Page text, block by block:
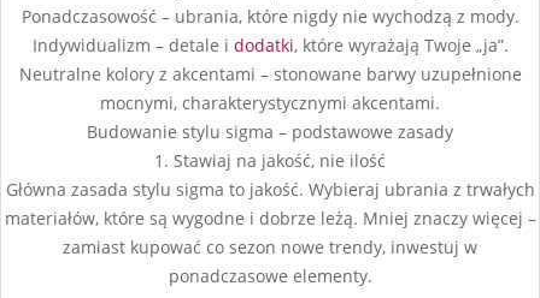
Ponadczasowość – ubrania, które nigdy nie wychodzą z mody.
Indywidualizm – detale i dodatki, które wyrażają Twoje „ja”.
Neutralne kolory z akcentami – stonowane barwy uzupełnione
mocnymi, charakterystycznymi akcentami.
Budowanie stylu sigma – podstawowe zasady
1. Stawiaj na jakość, nie ilość
Główna zasada stylu sigma to jakość. Wybieraj ubrania z trwałych
materiałów, które są wygodne i dobrze leżą. Mniej znaczy więcej –
zamiast kupować co sezon nowe trendy, inwestuj w
ponadczasowe elementy.